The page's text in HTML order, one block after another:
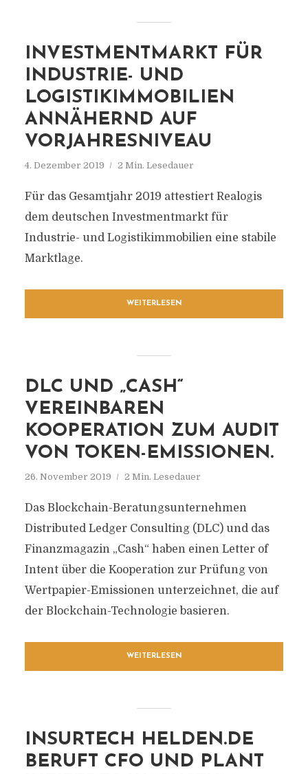
INVESTMENTMARKT FÜR
INDUSTRIE- UND
LOGISTIKIMMOBILIEN
ANNÄHERND AUF
VORJAHRESNIVEAU
4. Dezember 2019 2 Min. Lesedauer
Für das Gesamtjahr 2019 attestiert Realogis
dem deutschen Investmentmarkt für
Industrie- und Logistikimmobilien eine stabile
Marktlage.
WEITERLESEN
DLC UND „CASH“
VEREINBAREN
KOOPERATION ZUM AUDIT
VON TOKEN-EMISSIONEN.
26. November 2019 2 Min. Lesedauer
Das Blockchain-Beratungsunternehmen
Distributed Ledger Consulting (DLC) und das
Finanzmagazin „Cash“ haben einen Letter of
Intent über die Kooperation zur Prüfung von
Wertpapier-Emissionen unterzeichnet, die auf
der Blockchain-Technologie basieren.
WEITERLESEN
INSURTECH HELDEN.DE
BERUFT CFO UND PLANT